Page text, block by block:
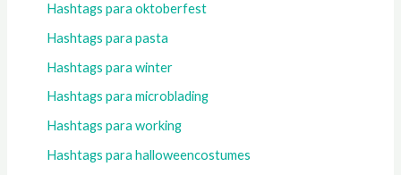
Hashtags para oktoberfest
Hashtags para pasta
Hashtags para winter
Hashtags para microblading
Hashtags para working
Hashtags para halloweencostumes